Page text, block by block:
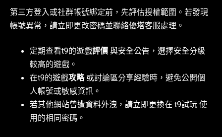
第三方登入或社群帳號綁定前，先評估授權範圍。若發現
帳號異常，請立即更改密碼並聯絡優塔客服處理。
定期查看t9的遊戲評價與安全公告，選擇安全分級
較高的遊戲。
在t9的遊戲攻略或討論區分享經驗時，避免公開個
人帳號或敏感資訊。
若其他網站曾遭資料外洩，請立即更換在 t9試玩 使
用的相同密碼。